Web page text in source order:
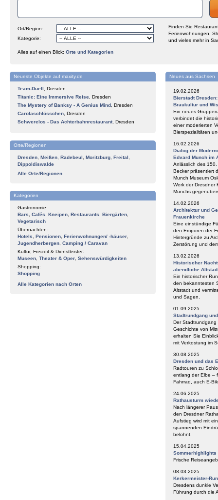
Ort/Region:
Kategorie:
Finden Sie
Ferienwohnungen,
und vieles mehr in
Alles auf einen Blick: Orte und Kategorien
Neueste Objekte auf maxity.de
Team-Duell
Dresden
Titanic: Eine Immersive Reise Dresden
The Mystery of Banksy - A Genius Mind Dresden
Carolaschlösschen Dresden
Schwerelos - Das Achterbahnrestaurant, Dresden
Orte/Regionen
Dresden Meißen Radebeul Moritzburg Freital
Dippoldiswalde
Alle Orte/Regionen
Kategorien
Gastronomie:
Bars
Cafés Kneipen Restaurants Biergärten
Vegetarisch
Übernachten:
Hotels
Pensionen Ferienwohnungen/ -häuser
Jugendherbergen Camping / Caravan
Kultur, Freizeit & Dienstleister:
Museen Theater & Oper Sehenswürdigkeiten
Shopping:
Shopping
Alle Kategorien nach Orten
Neues aus Sachsen
19.02.2026
Bierstadt
Braukultur und
Ein neues
verbindet die
einer moderierten
Bierspezialitäten
16.02.2026
Dialog der
Edvard Munch im
Anlässlich des
Becker präsentiert
Munch Museum
Werk der Dresdner
Munchs
14.02.2026
Architektur und
Frauenkirche
Eine einstündige
den Emporen der
Hintergründe zu
Zerstörung und
13.02.2026
Historischer
abendliche
Ein historischer
den bekanntesten
Altstadt und
und Sagen.
01.09.2025
Stadtrundgang
Der Stadtrundgang
Geschichte von
erhalten Sie
mit Verkostung im
30.08.2025
Dresden und das
Radtouren zu
entlang der Elbe –
Fahrrad, auch E-
24.06.2025
Rathausturm
Nach längerer
den Dresdner
Aufstieg wird mit
spannenden
belohnt.
15.04.2025
Sommerhighlights
Frische
08.03.2025
Kerkermeister-
Dresdens dunkle
Führung durch die